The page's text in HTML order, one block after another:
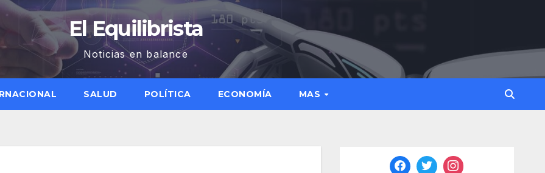
El Equilibrista
Noticias en balance
SALUD POLÍTICA ECONOMÍA MAS